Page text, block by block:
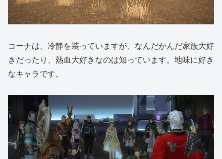
コーナは、冷静を装っていますが、なんだかんだ家族大好
きだったり、熱血大好きなのは知っています。地味に好き
なキャラです。